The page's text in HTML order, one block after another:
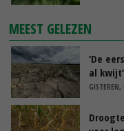
MEEST GELEZEN
‘De
al kwijt’